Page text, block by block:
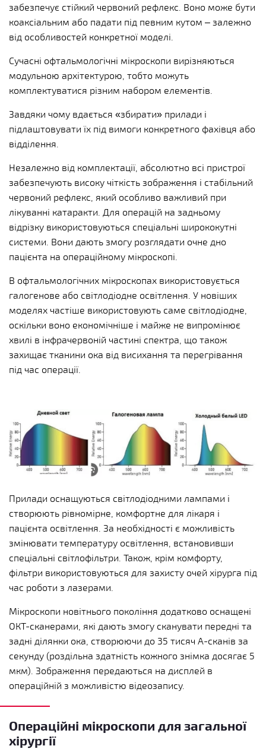
забезпечує стійкий червоний рефлекс. Воно може бути
коаксіальним або падати під певним кутом – залежно
від особливостей конкретної моделі.
Сучасні офтальмологічні мікроскопи вирізняються
модульною архітектурою, тобто можуть
комплектуватися різним набором елементів.
Завдяки чому вдається «збирати» прилади і
підлаштовувати їх під вимоги конкретного фахівця або
відділення.
Незалежно від комплектації, абсолютно всі пристрої
забезпечують високу чіткість зображення і стабільний
червоний рефлекс, який особливо важливий при
лікуванні катаракти. Для операцій на задньому
відрізку використовуються спеціальні ширококутні
системи. Вони дають змогу розглядати очне дно
пацієнта на операційному мікроскопі.
В офтальмологічних мікроскопах використовується
галогенове або світлодіодне освітлення. У новіших
моделях частіше використовують саме світлодіодне,
оскільки воно економічніше і майже не випромінює
хвилі в інфрачервоній частині спектра, що також
захищає тканини ока від висихання та перегрівання
під час операції.
Прилади оснащуються світлодіодними лампами і
створюють рівномірне, комфортне для лікаря і
пацієнта освітлення. За необхідності є можливість
змінювати температуру освітлення, встановивши
спеціальні світлофільтри. Також, крім комфорту,
фільтри використовуються для захисту очей хірурга під
час роботи з лазерами.
Мікроскопи новітнього покоління додатково оснащені
ОКТ-сканерами, які дають змогу сканувати передні та
задні ділянки ока, створюючи до 35 тисяч А-сканів за
секунду (роздільна здатність кожного знімка досягає 5
мкм). Зображення передаються на дисплей в
операційній з можливістю відеозапису.
Операційні мікроскопи для загальної
хірургії